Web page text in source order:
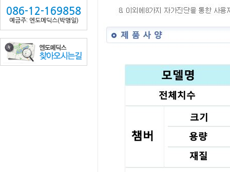
086-12-169858
예금주: 엔도메딕스(박맹일)